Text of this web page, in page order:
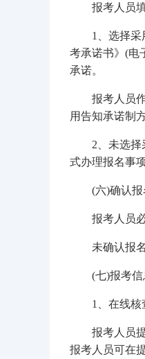
报考人员填
1、选择采用
考承诺书》(电
承诺。
报考人员作
用告知承诺制
2、未选择采
式办理报名事
(六)确认报
报考人员必
未确认报名
(七)报考信
1、在线核
报考人员提
报考人员可在